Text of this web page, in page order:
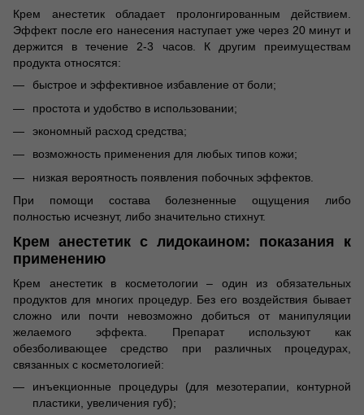
Крем анестетик обладает пролонгированным действием.
Эффект после его нанесения наступает уже через 20 минут и
держится в течение 2-3 часов. К другим преимуществам
продукта относятся:
быстрое и эффективное избавление от боли;
простота и удобство в использовании;
экономный расход средства;
возможность применения для любых типов кожи;
низкая вероятность появления побочных эффектов.
При помощи состава болезненные ощущения либо
полностью исчезнут, либо значительно стихнут.
Крем анестетик с лидокаином: показания к
применению
Крем анестетик в косметологии – один из обязательных
продуктов для многих процедур. Без его воздействия бывает
сложно или почти невозможно добиться от манипуляции
желаемого эффекта. Препарат используют как
обезболивающее средство при различных процедурах,
связанных с косметологией:
инъекционные процедуры (для мезотерапии, контурной
пластики, увеличения губ);